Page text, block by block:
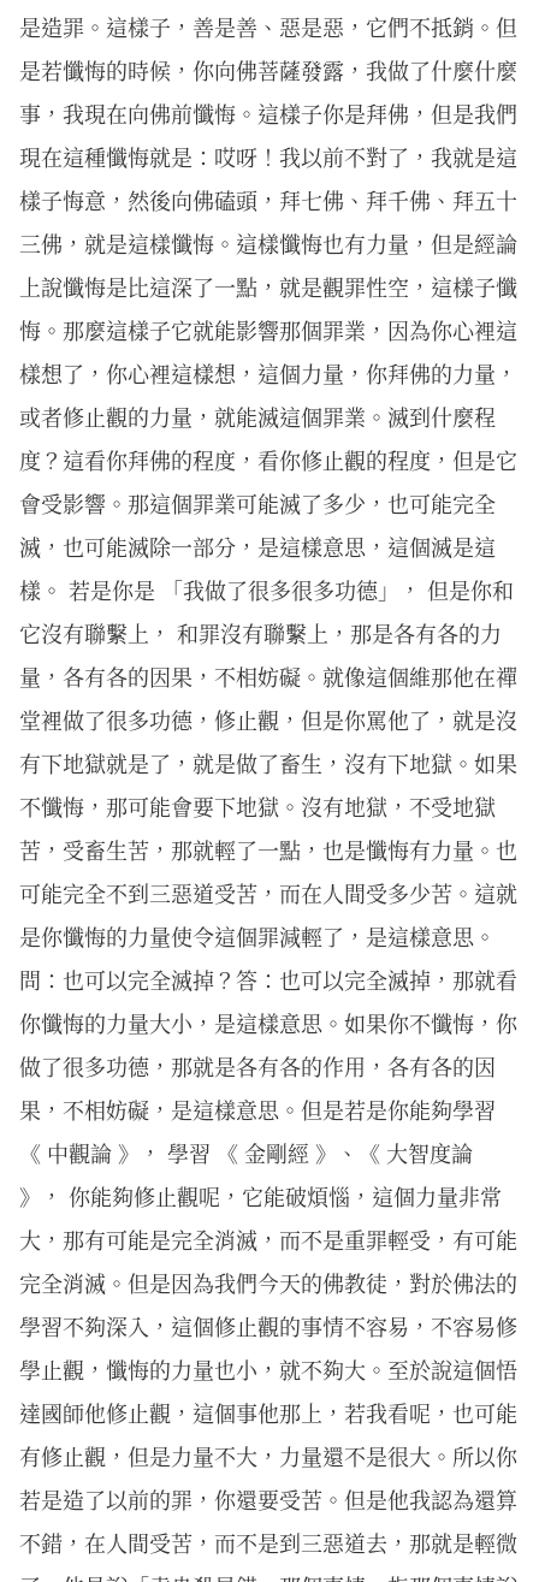
是造罪。這樣子，善是善、惡是惡，它們不抵銷。但
是若懺悔的時候，你向佛菩薩發露，我做了什麼什麼
事，我現在向佛前懺悔。這樣子你是拜佛，但是我們
現在這種懺悔就是：哎呀！我以前不對了，我就是這
樣子悔意，然後向佛磕頭，拜七佛、拜千佛、拜五十
三佛，就是這樣懺悔。這樣懺悔也有力量，但是經論
上說懺悔是比這深了一點，就是觀罪性空，這樣子懺
悔。那麼這樣子它就能影響那個罪業，因為你心裡這
樣想了，你心裡這樣想，這個力量，你拜佛的力量，
或者修止觀的力量，就能滅這個罪業。滅到什麼程
度？這看你拜佛的程度，看你修止觀的程度，但是它
會受影響。那這個罪業可能滅了多少，也可能完全
滅，也可能滅除一部分，是這樣意思，這個滅是這
樣。 若是你是 「我做了很多很多功德」， 但是你和
它沒有聯繫上， 和罪沒有聯繫上，那是各有各的力
量，各有各的因果，不相妨礙。就像這個維那他在禪
堂裡做了很多功德，修止觀，但是你罵他了，就是沒
有下地獄就是了，就是做了畜生，沒有下地獄。如果
不懺悔，那可能會要下地獄。沒有地獄，不受地獄
苦，受畜生苦，那就輕了一點，也是懺悔有力量。也
可能完全不到三惡道受苦，而在人間受多少苦。這就
是你懺悔的力量使令這個罪減輕了，是這樣意思。
問：也可以完全滅掉？答：也可以完全滅掉，那就看
你懺悔的力量大小，是這樣意思。如果你不懺悔，你
做了很多功德，那就是各有各的作用，各有各的因
果，不相妨礙，是這樣意思。但是若是你能夠學習
《 中觀論 》， 學習 《 金剛經 》、《 大智度論
》， 你能夠修止觀呢，它能破煩惱，這個力量非常
大，那有可能是完全消滅，而不是重罪輕受，有可能
完全消滅。但是因為我們今天的佛教徒，對於佛法的
學習不夠深入，這個修止觀的事情不容易，不容易修
學止觀，懺悔的力量也小，就不夠大。至於說這個悟
達國師他修止觀，這個事他那上，若我看呢，也可能
有修止觀，但是力量不大，力量還不是很大。所以你
若是造了以前的罪，你還要受苦。但是他我認為還算
不錯，在人間受苦，而不是到三惡道去，那就是輕微